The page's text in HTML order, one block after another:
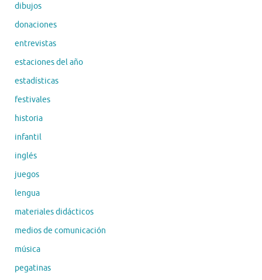
dibujos
donaciones
entrevistas
estaciones del año
estadísticas
festivales
historia
infantil
inglés
juegos
lengua
materiales didácticos
medios de comunicación
música
pegatinas